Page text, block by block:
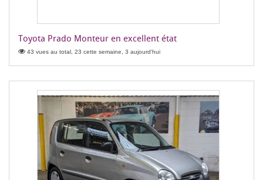
Toyota Prado Monteur en excellent état
43 vues au total, 23 cette semaine, 3 aujourd'hui